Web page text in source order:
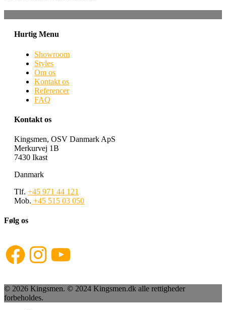
Hurtig Menu
Showroom
Styles
Om os
Kontakt os
Referencer
FAQ
Kontakt os
Kingsmen, OSV Danmark ApS
Merkurvej 1B
7430 Ikast
Danmark
Tlf. +45 971 44 121
Mob. +45 515 03 050
Følg os
Facebook
Instagram
YouTube
© 2026 Kingsmen. © 2024 Kingsmen.dk alle rettigheder
forbeholdes.